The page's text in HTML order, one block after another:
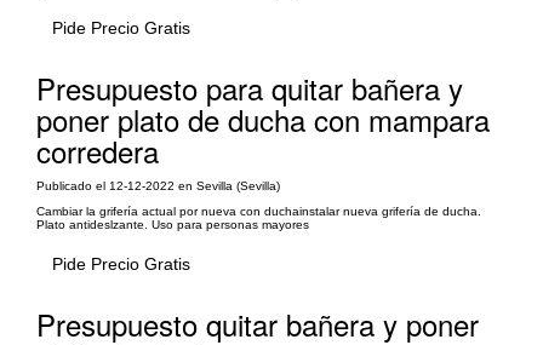
Pide Precio Gratis
Presupuesto para quitar bañera y
poner plato de ducha con mampara
corredera
Publicado el 12-12-2022 en Sevilla (Sevilla)
Cambiar la grifería actual por nueva con duchainstalar nueva grifería de ducha.
Plato antideslzante. Uso para personas mayores
Pide Precio Gratis
Presupuesto quitar bañera y poner